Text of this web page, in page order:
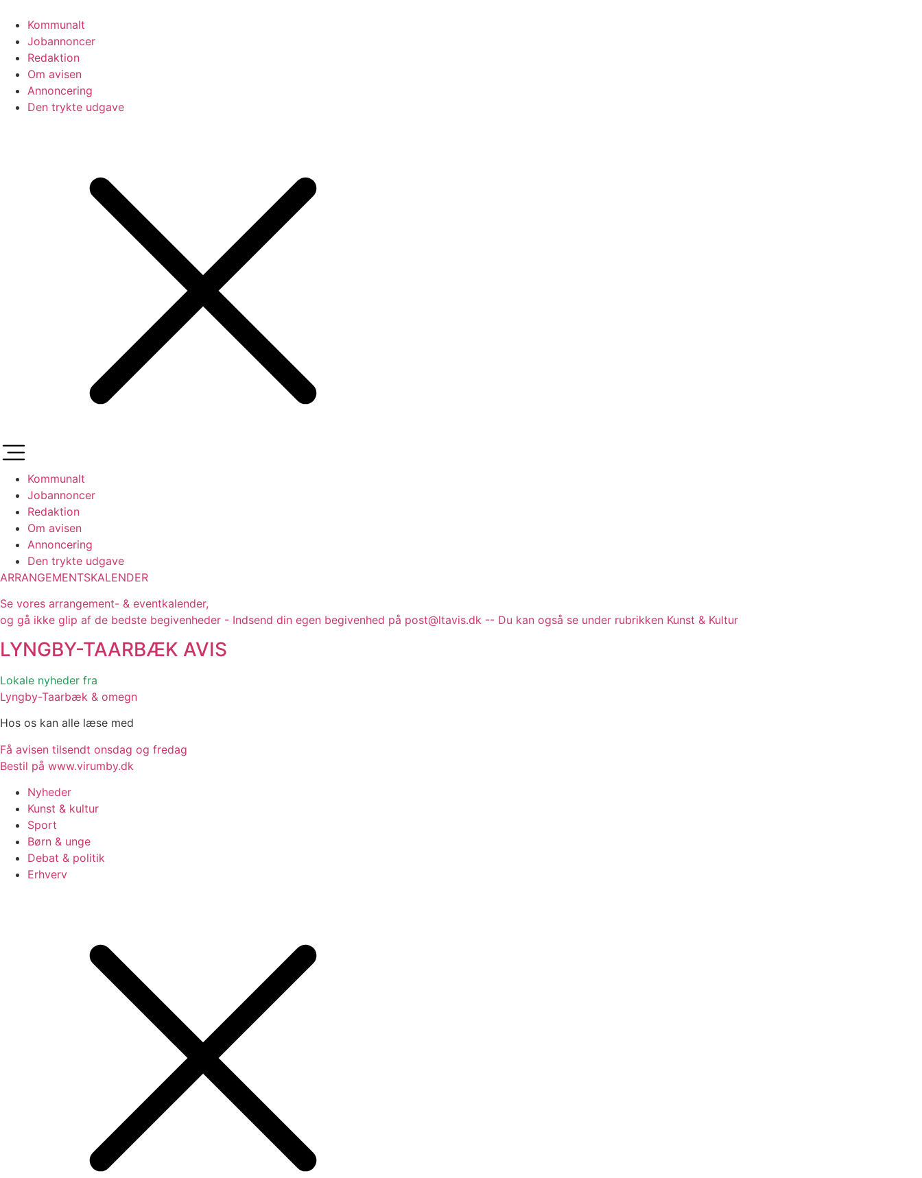
indhold
Kommunalt
Jobannoncer
Redaktion
Om avisen
Annoncering
Den trykte udgave
Kommunalt
Jobannoncer
Redaktion
Om avisen
Annoncering
Den trykte udgave
ARRANGEMENTSKALENDER
Se vores arrangement- & eventkalender,
og gå ikke glip af de bedste begivenheder - Indsend din egen begivenhed på post@ltavis.dk -- Du kan også se under rubrikken Kunst & Kultur
LYNGBY-TAARBÆK AVIS
Lokale nyheder fra
Lyngby-Taarbæk & omegn
Hos os kan alle læse med
Få avisen tilsendt onsdag og fredag
Bestil på www.virumby.dk
Nyheder
Kunst & kultur
Sport
Børn & unge
Debat & politik
Erhverv